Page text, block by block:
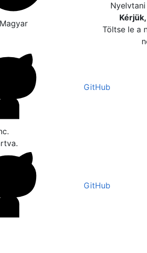
Magyar
Töltse le a
GitHub
GitHub